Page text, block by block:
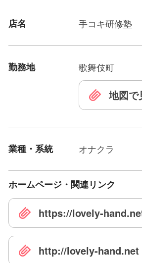
店名 手コキ研修塾
勤務地 歌舞伎町
地図で
業種・系統 オナクラ
ホームページ・関連リンク
https://lovely-
http://lovely-hand.net